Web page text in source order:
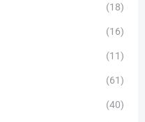
(18)
(16)
(11)
(61)
(40)